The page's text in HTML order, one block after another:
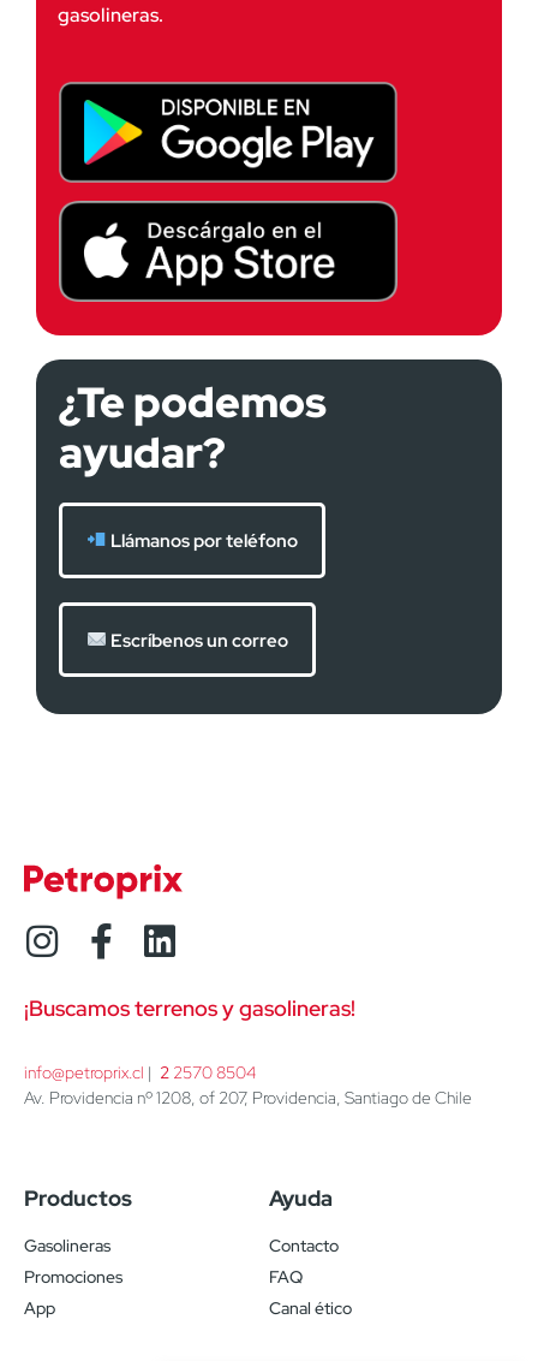
gasolineras.
¿Te podemos
ayudar?
Llámanos por teléfono
Escríbenos un correo
¡Buscamos terrenos y gasolineras!
info@petroprix.cl | 2 2570 8504
Av. Providencia nº 1208, of 207, Providencia, Santiago de Chile
Productos
Gasolineras
Promociones
App
Ayuda
Contacto
FAQ
Canal ético